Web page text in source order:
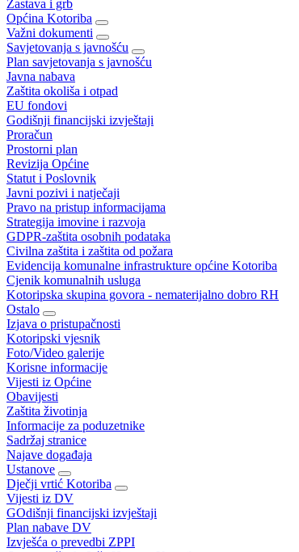
Zastava i grb
Općina Kotoriba
Važni dokumenti
Savjetovanja s javnošću
Plan savjetovanja s javnošću
Javna nabava
Zaštita okoliša i otpad
EU fondovi
Godišnji financijski izvještaji
Proračun
Prostorni plan
Revizija Općine
Statut i Poslovnik
Javni pozivi i natječaji
Pravo na pristup informacijama
Strategija imovine i razvoja
GDPR-zaštita osobnih podataka
Civilna zaštita i zaštita od požara
Evidencija komunalne infrastrukture općine Kotoriba
Cjenik komunalnih usluga
Kotoripska skupina govora - nematerijalno dobro RH
Ostalo
Izjava o pristupačnosti
Kotoripski vjesnik
Foto/Video galerije
Korisne informacije
Vijesti iz Općine
Obavijesti
Zaštita životinja
Informacije za poduzetnike
Sadržaj stranice
Najave događaja
Ustanove
Dječji vrtić Kotoriba
Vijesti iz DV
GOdišnji financijski izvještaji
Plan nabave DV
Izvješća o prevedbi ZPPI